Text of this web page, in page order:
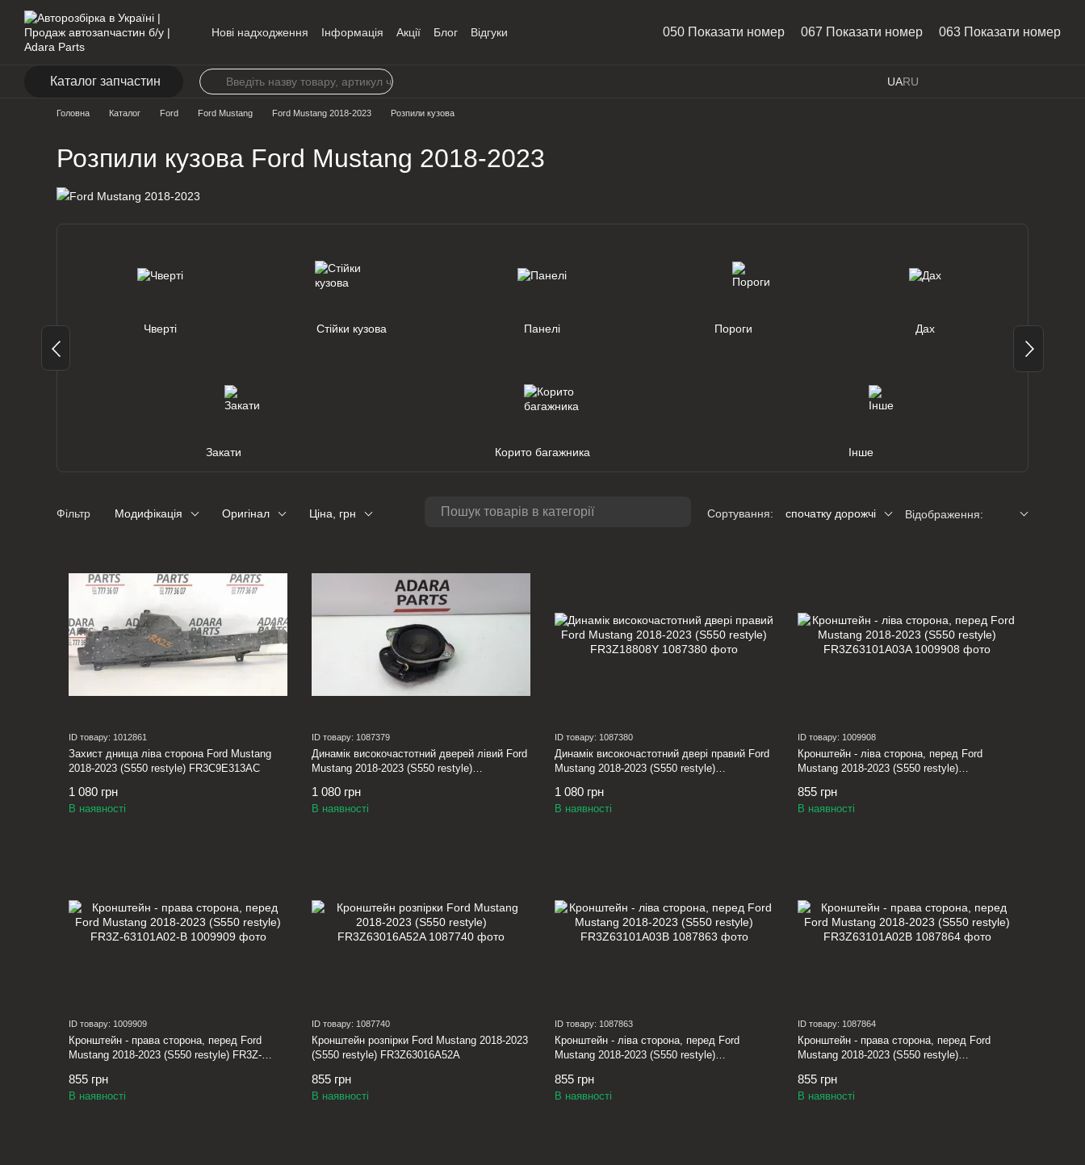
Перейти до основного контенту
Нові надходження
Інформація Акції Блог
Відгуки
050 Показати номер 067 Показати номер 063 Показати номер
Каталог запчастин UARU
Головна Каталог Ford Ford Mustang Ford Mustang 2018-2023 Розпили кузова
Розпили кузова Ford Mustang 2018-2023
Чверті Стійки кузова Панелі Пороги Дах
Закати Корито багажника Інше
Фільтр Модифікація Оригінал Ціна, грн Сортування: спочатку дорожчі Відображення:
ID товару: 1012861
Захист днища ліва сторона Ford Mustang
2018-2023 (S550 restyle) FR3C9E313AC
1 080 грн
В наявності
ID товару: 1087379
Динамік високочастотний дверей лівий Ford
Mustang 2018-2023 (S550 restyle)
1 080 грн
В наявності
ID товару: 1087380
Динамік високочастотний двері правий Ford
Mustang 2018-2023 (S550 restyle)
1 080 грн
В наявності
ID товару: 1009908
Кронштейн - ліва сторона, перед Ford
Mustang 2018-2023 (S550 restyle)
855 грн
В наявності
ID товару: 1009909
Кронштейн - права сторона, перед Ford
Mustang 2018-2023 (S550 restyle) FR3Z-
855 грн
В наявності
ID товару: 1087740
Кронштейн розпірки Ford Mustang 2018-2023
(S550 restyle) FR3Z63016A52A
855 грн
В наявності
ID товару: 1087863
Кронштейн - ліва сторона, перед Ford
Mustang 2018-2023 (S550 restyle)
855 грн
В наявності
ID товару: 1087864
Кронштейн - права сторона, перед Ford
Mustang 2018-2023 (S550 restyle)
855 грн
В наявності